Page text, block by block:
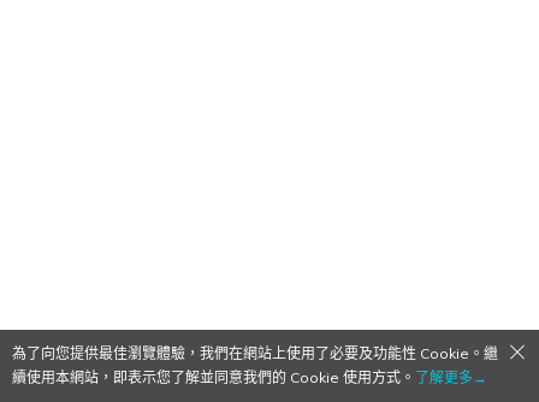
為了向您提供最佳瀏覽體驗，我們在網站上使用了必要及功能性 Cookie。繼
續使用本網站，即表示您了解並同意我們的 Cookie 使用方式。 了解更多→